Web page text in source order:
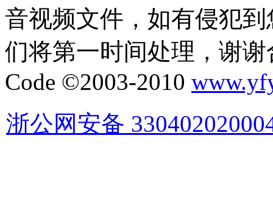
音视频文件，如有侵犯
们将第一时间处理，谢谢
Code ©2003-2010
浙公网安备